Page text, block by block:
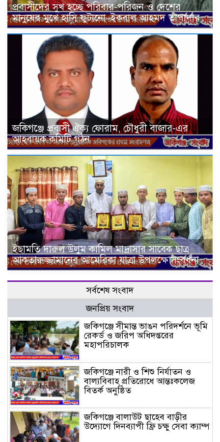
প্রবাসীদের সুখ হচ্ছে পরিবার-পরিজন ও দেশের
মানুষের মুখে হাসি ফুটানো–ইকবাল আহমদ তাপাদার
জকিগঞ্জে প্রবাসী ঐক্য ফোরাম, চৌধুরী বাজার-এর
আহবায়ক কমিটি গঠন
ইছামতি দারুল উলুম কামিল মাদ্রাসার সাবেক ছাত্র
আকতারুজ্জামানের আমেরিকা যাত্রা উপলক্ষে সংবর্ধনা
সর্বশেষ সংবাদ
জনপ্রিয় সংবাদ
জকিগঞ্জে সীমান্ত ভাঙন পরিদর্শনে ভূমি
রেকর্ড ও জরিপ অধিদপ্তরের
মহাপরিচালক
জকিগঞ্জে নারী ও শিশু নির্যাতন ও
বাল্যবিবাহ প্রতিরোধে আন্তঃকলেজ
বিতর্ক অনুষ্ঠিত
জকিগঞ্জে বালাউট ছাহেব বাড়ীর
উদ্যোগে দিনব্যাপী ফ্রি চক্ষু সেবা ক্যাম্প